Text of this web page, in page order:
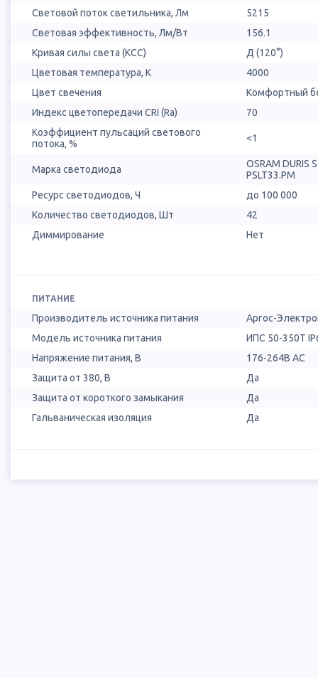
Световой поток светильника, Лм
5215
Световая эффективность, Лм/Вт
156.1
Кривая силы света (КСС)
Д (120°)
Цветовая температура, К
4000
Цвет свечения
Комфортный
Индекс цветопередачи CRI (Ra)
70
Коэффициент пульсаций светового
потока, %
<1
Марка светодиода
OSRAM DURIS
PSLT33.PM
Ресурс светодиодов, Ч
до 100 000
Количество светодиодов, Шт
42
Диммирование
Нет
ПИТАНИЕ
Производитель источника питания
Аргос-
Модель источника питания
ИПС 50-350Т
Напряжение питания, В
176-264В AC
Защита от 380, В
Да
Защита от короткого замыкания
Да
Гальваническая изоляция
Да